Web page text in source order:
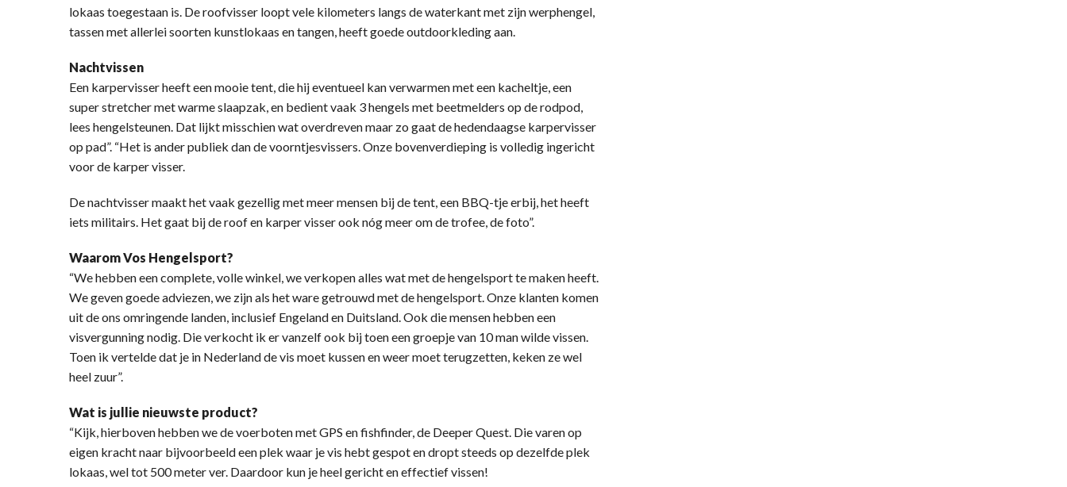
lokaas toegestaan is. De roofvisser loopt vele kilometers langs de waterkant met zijn werphengel,
tassen met allerlei soorten kunstlokaas en tangen, heeft goede outdoorkleding aan.
Nachtvissen
Een karpervisser heeft een mooie tent, die hij eventueel kan verwarmen met een kacheltje, een
super stretcher met warme slaapzak, en bedient vaak 3 hengels met beetmelders op de rodpod,
lees hengelsteunen. Dat lijkt misschien wat overdreven maar zo gaat de hedendaagse karpervisser
op pad”. “Het is ander publiek dan de voorntjesvissers. Onze bovenverdieping is volledig ingericht
voor de karper visser.
De nachtvisser maakt het vaak gezellig met meer mensen bij de tent, een BBQ-tje erbij, het heeft
iets militairs. Het gaat bij de roof en karper visser ook nóg meer om de trofee, de foto”.
Waarom Vos Hengelsport?
“We hebben een complete, volle winkel, we verkopen alles wat met de hengelsport te maken heeft.
We geven goede adviezen, we zijn als het ware getrouwd met de hengelsport. Onze klanten komen
uit de ons omringende landen, inclusief Engeland en Duitsland. Ook die mensen hebben een
visvergunning nodig. Die verkocht ik er vanzelf ook bij toen een groepje van 10 man wilde vissen.
Toen ik vertelde dat je in Nederland de vis moet kussen en weer moet terugzetten, keken ze wel
heel zuur”.
Wat is jullie nieuwste product?
“Kijk, hierboven hebben we de voerboten met GPS en fishfinder, de Deeper Quest. Die varen op
eigen kracht naar bijvoorbeeld een plek waar je vis hebt gespot en dropt steeds op dezelfde plek
lokaas, wel tot 500 meter ver. Daardoor kun je heel gericht en effectief vissen!